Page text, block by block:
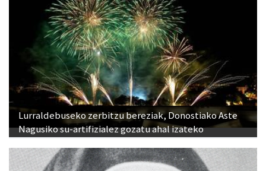
Lurraldebuseko zerbitzu bereziak, Donostiako Aste
Nagusiko su-artifizialez gozatu ahal izateko